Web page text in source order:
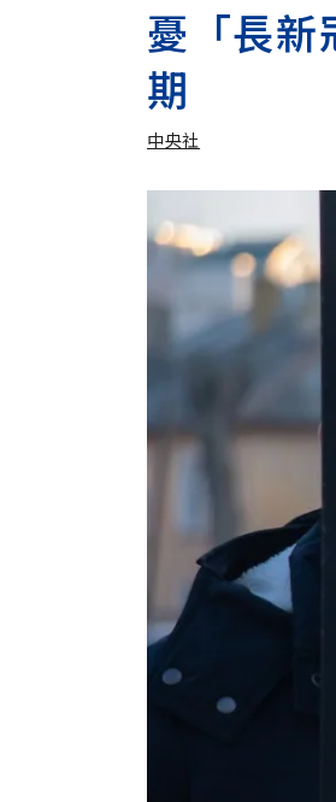
憂「長新
期
中央社